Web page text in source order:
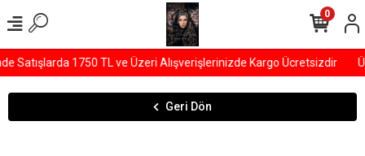
1750 TL ve Üzeri Alışverişlerinizde Kargo Ücretsizdir
0
Geri Dön